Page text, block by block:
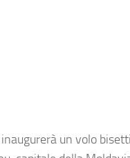
un volo